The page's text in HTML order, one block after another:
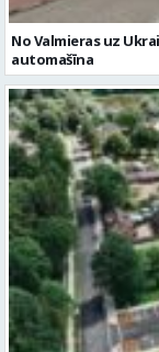
No Valmieras uz
automašīna